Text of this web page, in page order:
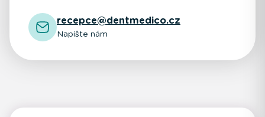
recepce@dentmedico.cz
Napište nám